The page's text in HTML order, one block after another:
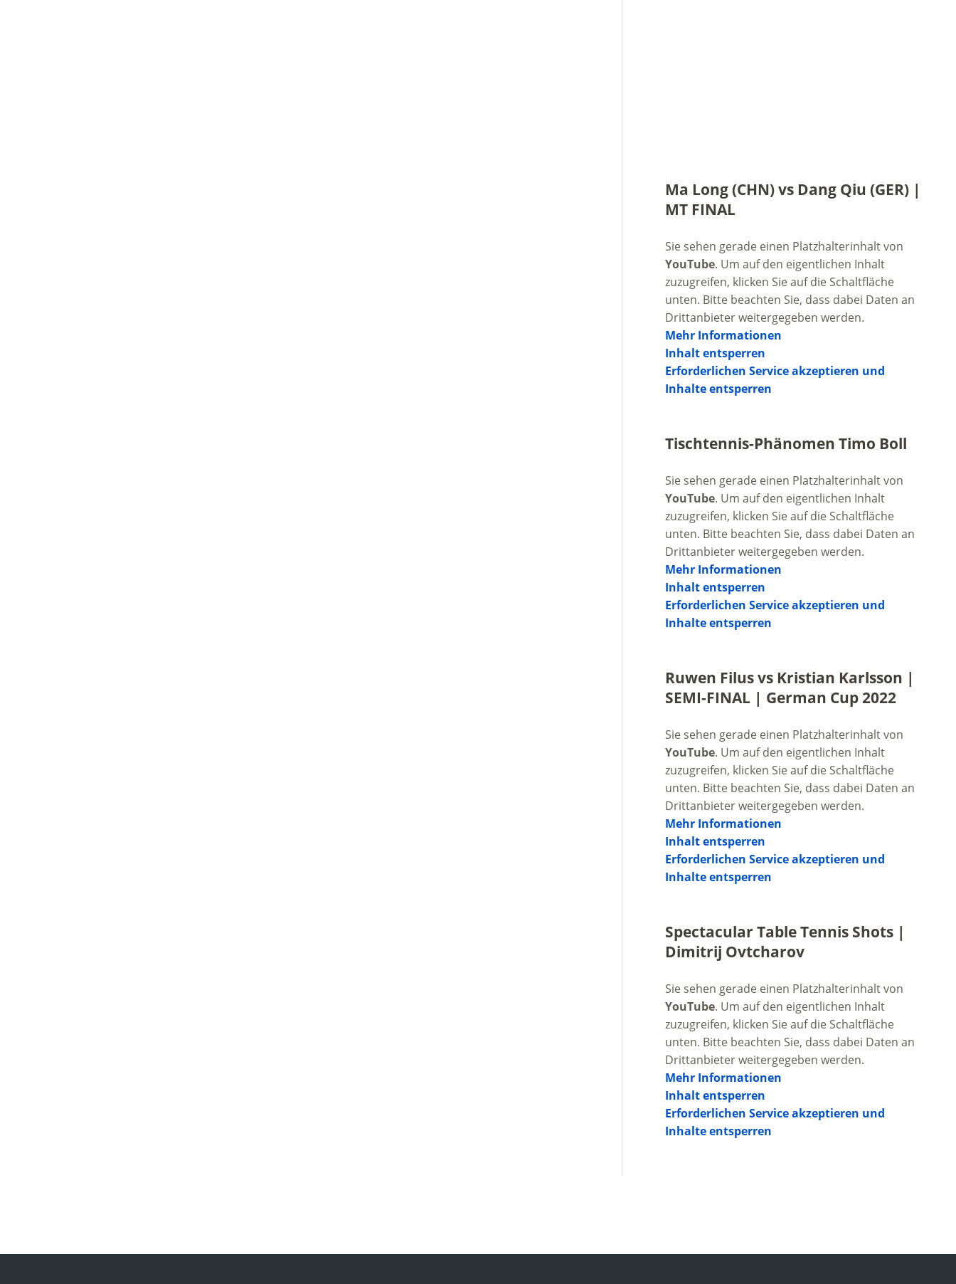
Ma Long (CHN) vs Dang Qiu (GER) |
MT FINAL
Sie sehen gerade einen Platzhalterinhalt von
YouTube. Um auf den eigentlichen Inhalt
zuzugreifen, klicken Sie auf die Schaltfläche
unten. Bitte beachten Sie, dass dabei Daten an
Drittanbieter weitergegeben werden.
Mehr Informationen
Inhalt entsperren
Erforderlichen Service akzeptieren und
Inhalte entsperren
Tischtennis-Phänomen Timo Boll
Sie sehen gerade einen Platzhalterinhalt von
YouTube. Um auf den eigentlichen Inhalt
zuzugreifen, klicken Sie auf die Schaltfläche
unten. Bitte beachten Sie, dass dabei Daten an
Drittanbieter weitergegeben werden.
Mehr Informationen
Inhalt entsperren
Erforderlichen Service akzeptieren und
Inhalte entsperren
Ruwen Filus vs Kristian Karlsson |
SEMI-FINAL | German Cup 2022
Sie sehen gerade einen Platzhalterinhalt von
YouTube. Um auf den eigentlichen Inhalt
zuzugreifen, klicken Sie auf die Schaltfläche
unten. Bitte beachten Sie, dass dabei Daten an
Drittanbieter weitergegeben werden.
Mehr Informationen
Inhalt entsperren
Erforderlichen Service akzeptieren und
Inhalte entsperren
Spectacular Table Tennis Shots |
Dimitrij Ovtcharov
Sie sehen gerade einen Platzhalterinhalt von
YouTube. Um auf den eigentlichen Inhalt
zuzugreifen, klicken Sie auf die Schaltfläche
unten. Bitte beachten Sie, dass dabei Daten an
Drittanbieter weitergegeben werden.
Mehr Informationen
Inhalt entsperren
Erforderlichen Service akzeptieren und
Inhalte entsperren